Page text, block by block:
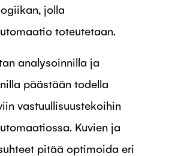
jolla
toteutetaan.
analysoinnilla ja
päästään todella
vastuullisuustekoihin
Kuvien ja
pitää optimoida eri